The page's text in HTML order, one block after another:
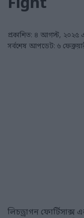
Fight
প্রকাশিত: ৪ আগস্ট, ২০২৫
সর্বশেষ আপডেট: ৬
লিচড্রাগন